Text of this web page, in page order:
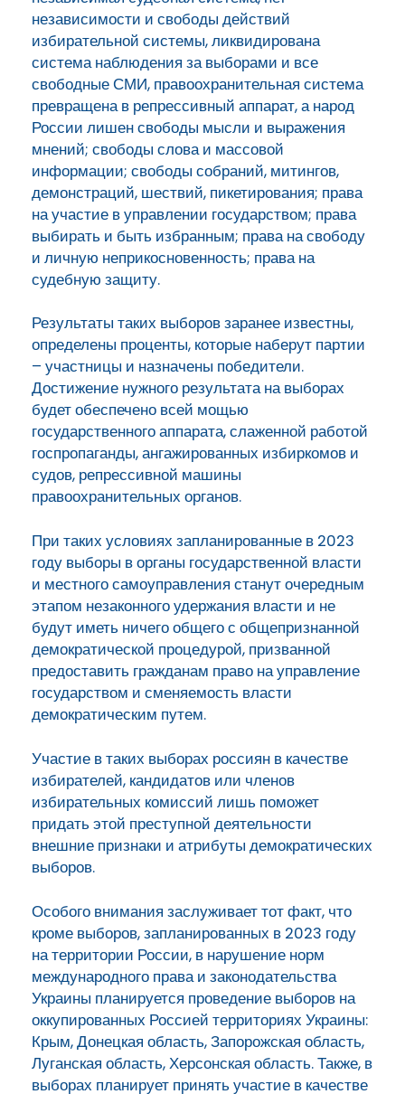
независимости и свободы действий
избирательной системы, ликвидирована
система наблюдения за выборами и все
свободные СМИ, правоохранительная система
превращена в репрессивный аппарат, а народ
России лишен свободы мысли и выражения
мнений; свободы слова и массовой
информации; свободы собраний, митингов,
демонстраций, шествий, пикетирования; права
на участие в управлении государством; права
выбирать и быть избранным; права на свободу
и личную неприкосновенность; права на
судебную защиту.
Результаты таких выборов заранее известны,
определены проценты, которые наберут партии
– участницы и назначены победители.
Достижение нужного результата на выборах
будет обеспечено всей мощью
государственного аппарата, слаженной работой
госпропаганды, ангажированных избиркомов и
судов, репрессивной машины
правоохранительных органов.
При таких условиях запланированные в 2023
году выборы в органы государственной власти
и местного самоуправления станут очередным
этапом незаконного удержания власти и не
будут иметь ничего общего с общепризнанной
демократической процедурой, призванной
предоставить гражданам право на управление
государством и сменяемость власти
демократическим путем.
Участие в таких выборах россиян в качестве
избирателей, кандидатов или членов
избирательных комиссий лишь поможет
придать этой преступной деятельности
внешние признаки и атрибуты демократических
выборов.
Особого внимания заслуживает тот факт, что
кроме выборов, запланированных в 2023 году
на территории России, в нарушение норм
международного права и законодательства
Украины планируется проведение выборов на
оккупированных Россией территориях Украины:
Крым, Донецкая область, Запорожская область,
Луганская область, Херсонская область. Также, в
выборах планирует принять участие в качестве